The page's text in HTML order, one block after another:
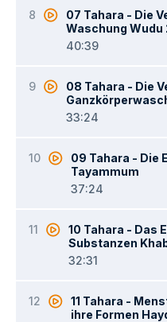
8
07 Tahara - Die
Waschung Wudu
40:39
9
08 Tahara - Die
33:24
10
09 Tahara - Die
Tayammum
37:24
11
10 Tahara - Das
Substanzen
32:31
12
11 Tahara -
ihre Formen